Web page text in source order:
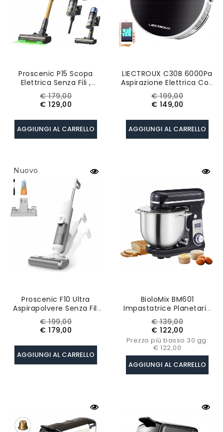
Proscenic P15 Scopa
Elettrica Senza Fili ,
Aspirazione Potente
50kPa 580W, Autonomia
70min, Spazzola
Antigroviglio - Oro
Prezzo
base
€ 179,00Prezzo
€ 129,00
AGGIUNGI AL CARRELLO
LIECTROUX C30B 6000Pa
Aspirazione Elettrica Con
Serbatoio D'acqua E AI
Map Navigation WiFi App
Robot Aspirapolvere
Versione UE
Prezzo
base
€ 199,00Prezzo
€ 149,00
AGGIUNGI AL CARRELLO
Nuovo
Proscenic F10 Ultra
Aspirapolvere Senza Fili
3-In-1 Lavapavimenti
Wet & Dry, Autonomia 60
Minuti, Doppio Serbatoio
1,3L
Prezzo
base
€ 199,00Prezzo
€ 179,00
AGGIUNGI AL CARRELLO
BioloMix BM601
Impastatrice Planetaria
Da Cucina Da 1200W ,
Capacità 6L, Ciotola In
Acciaio Inox - Nero
Prezzo
base
€ 139,00Prezzo
€ 122,00
Prezzo più basso 30 gg:
€ 122,00
AGGIUNGI AL CARRELLO